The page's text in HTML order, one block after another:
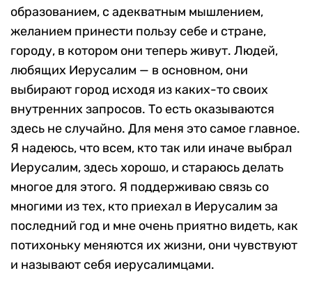
образованием, с адекватным мышлением,
желанием принести пользу себе и стране,
городу, в котором они теперь живут. Людей,
любящих Иерусалим — в основном, они
выбирают город исходя из каких-то своих
внутренних запросов. То есть оказываются
здесь не случайно. Для меня это самое главное.
Я надеюсь, что всем, кто так или иначе выбрал
Иерусалим, здесь хорошо, и стараюсь делать
многое для этого. Я поддерживаю связь со
многими из тех, кто приехал в Иерусалим за
последний год и мне очень приятно видеть, как
потихоньку меняются их жизни, они чувствуют
и называют себя иерусалимцами.